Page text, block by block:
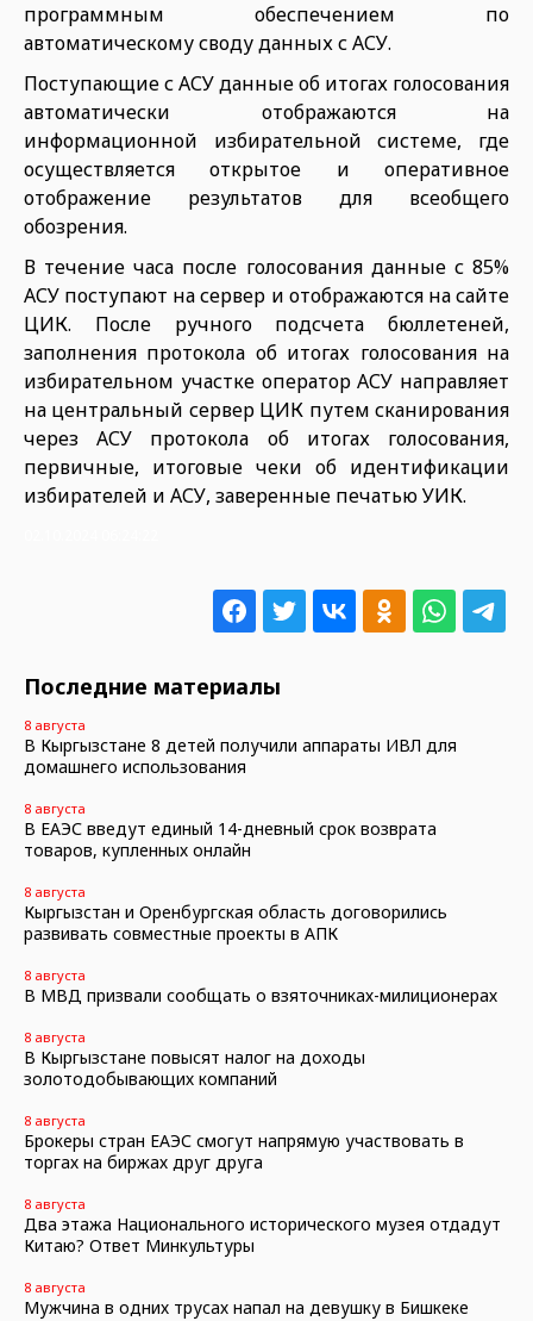
программным обеспечением по
автоматическому своду данных с АСУ.
Поступающие с АСУ данные об итогах голосования
автоматически отображаются на
информационной избирательной системе, где
осуществляется открытое и оперативное
отображение результатов для всеобщего
обозрения.
В течение часа после голосования данные с 85%
АСУ поступают на сервер и отображаются на сайте
ЦИК. После ручного подсчета бюллетеней,
заполнения протокола об итогах голосования на
избирательном участке оператор АСУ направляет
на центральный сервер ЦИК путем сканирования
через АСУ протокола об итогах голосования,
первичные, итоговые чеки об идентификации
избирателей и АСУ, заверенные печатью УИК.
Последние материалы
8 августа
В Кыргызстане 8 детей получили аппараты ИВЛ для
домашнего использования
8 августа
В ЕАЭС введут единый 14-дневный срок возврата
товаров, купленных онлайн
8 августа
Кыргызстан и Оренбургская область договорились
развивать совместные проекты в АПК
8 августа
В МВД призвали сообщать о взяточниках-милиционерах
8 августа
В Кыргызстане повысят налог на доходы
золотодобывающих компаний
8 августа
Брокеры стран ЕАЭС смогут напрямую участвовать в
торгах на биржах друг друга
8 августа
Два этажа Национального исторического музея отдадут
Китаю? Ответ Минкультуры
8 августа
Мужчина в одних трусах напал на девушку в Бишкеке